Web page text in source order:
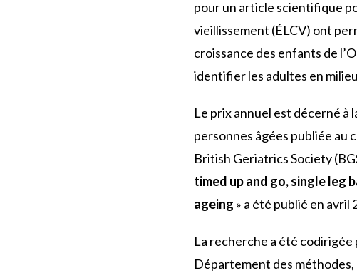
pour un article scientifique
vieillissement (ÉLCV) ont
croissance des enfants de
identifier les adultes en
Le prix annuel est décerné à
personnes âgées publiée au
British Geriatrics Society
timed up and go, single leg
ageing » a été publié en avril
La recherche a été
Département des méthodes,